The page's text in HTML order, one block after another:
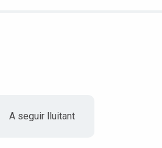
A seguir lluitant